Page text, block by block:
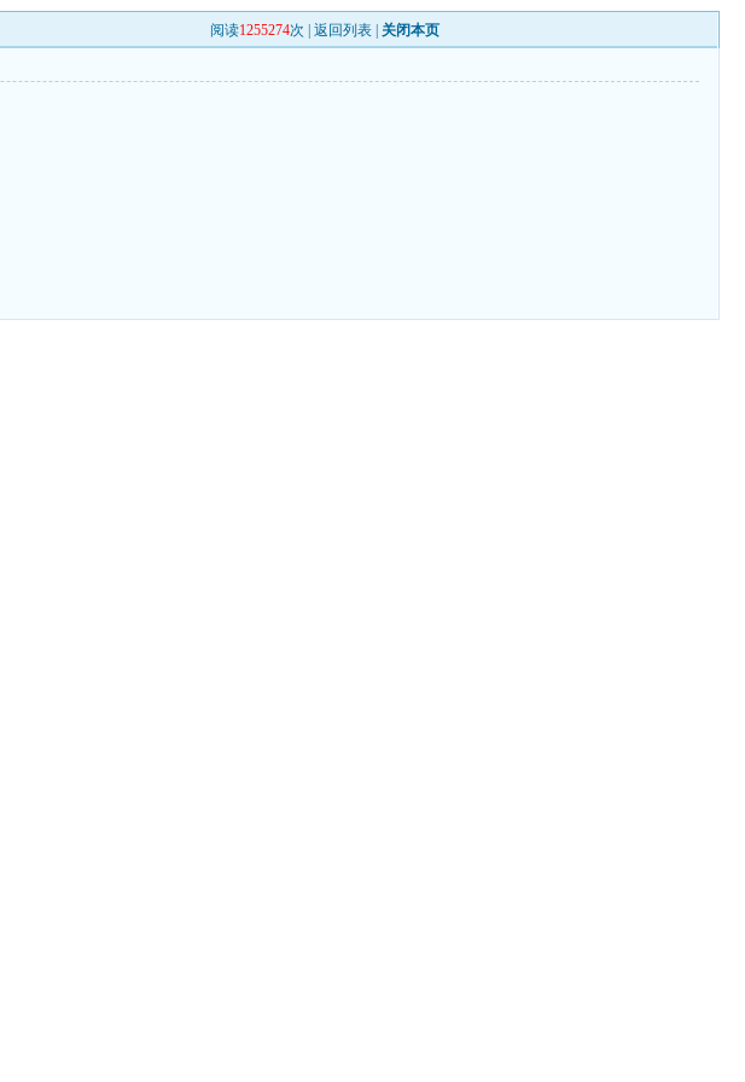
阅读1255274次 |返回列表 关闭本页